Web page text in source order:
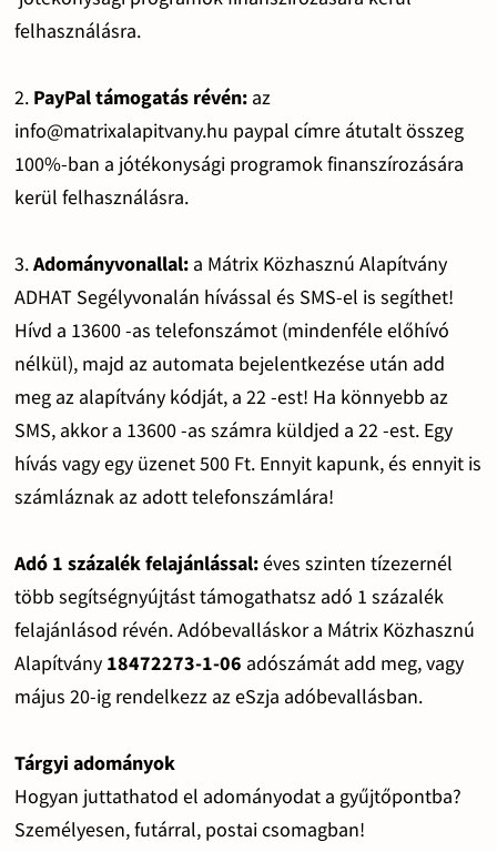
felhasználásra.
2. PayPal támogatás révén: az
info@matrixalapitvany.hu paypal címre átutalt összeg
100%-ban a jótékonysági programok finanszírozására
kerül felhasználásra.
3.Adományvonallal:a Mátrix Közhasznú Alapítvány
ADHAT Segélyvonalán hívással és SMS-el is segíthet!
Hívd a 13600 -as telefonszámot (mindenféle előhívó
nélkül), majd az automata bejelentkezése után add
meg az alapítvány kódját, a 22 -est! Ha könnyebb az
SMS, akkor a 13600 -as számra küldjed a 22 -est. Egy
hívás vagy egy üzenet 500 Ft. Ennyit kapunk, és ennyit is
számláznak az adott telefonszámlára!
Adó 1 százalék felajánlással:éves szinten tízezernél
több segítségnyújtást támogathatsz adó 1 százalék
felajánlásod révén. Adóbevalláskor a Mátrix Közhasznú
Alapítvány 18472273-1-06 adószámát add meg, vagy
május 20-ig rendelkezz az eSzja adóbevallásban.
Tárgyi adományok
Hogyan juttathatod el adományodat a gyűjtőpontba?
Személyesen, futárral, postai csomagban!